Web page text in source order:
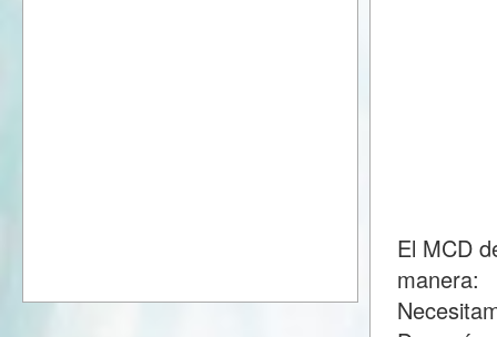
El MCD
manera: